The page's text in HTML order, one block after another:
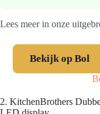
Lees meer in onze
Bekijk op Bol
2. KitchenBrothers